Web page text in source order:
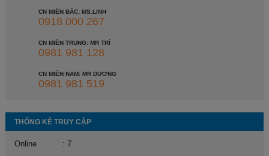
CN MIỀN BẮC: MS.LINH
0918 000 267
CN MIỀN TRUNG: MR TRÍ
0981 981 128
CN MIỀN NAM: MR DƯƠNG
0981 981 519
THỐNG KÊ TRUY CẬP
Online
: 7